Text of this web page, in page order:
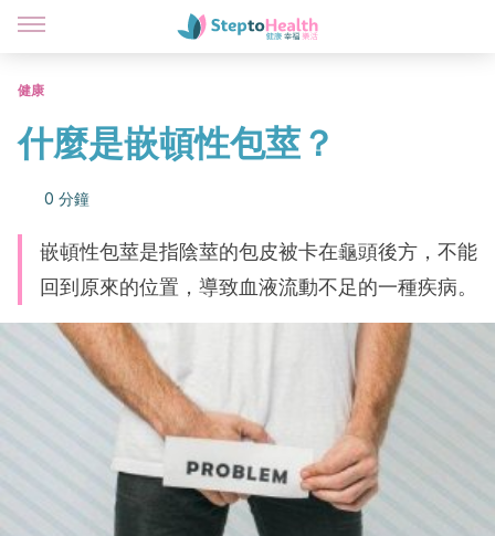
健康
什麼是嵌頓性包莖？
0 分鐘
嵌頓性包莖是指陰莖的包皮被卡在龜頭後方，不能
回到原來的位置，導致血液流動不足的一種疾病。